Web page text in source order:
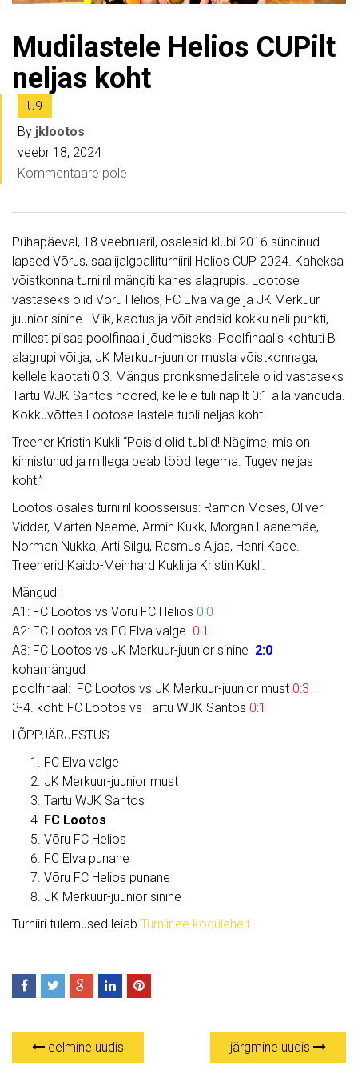
Mudilastele Helios CUPilt
neljas koht
U9
By jklootos
veebr 18, 2024
Kommentaare pole
Pühapäeval, 18.veebruaril, osalesid klubi 2016 sündinud
lapsed Võrus, saalijalgpalliturniiril Helios CUP 2024. Kaheksa
võistkonna turniiril mängiti kahes alagrupis. Lootose
vastaseks olid Võru Helios, FC Elva valge ja JK Merkuur
juunior sinine. Viik, kaotus ja võit andsid kokku neli punkti,
millest piisas poolfinaali jõudmiseks. Poolfinaalis kohtuti B
alagrupi võitja, JK Merkuur-juunior musta võistkonnaga,
kellele kaotati 0:3. Mängus pronksmedalitele olid vastaseks
Tartu WJK Santos noored, kellele tuli napilt 0:1 alla vanduda.
Kokkuvõttes Lootose lastele tubli neljas koht.
Treener Kristin Kukli “Poisid olid tublid! Nägime, mis on
kinnistunud ja millega peab tööd tegema. Tugev neljas
koht!”
Lootos osales turniiril koosseisus: Ramon Moses, Oliver
Vidder, Marten Neeme, Armin Kukk, Morgan Laanemäe,
Norman Nukka, Arti Silgu, Rasmus Aljas, Henri Kade.
Treenerid Kaido-Meinhard Kukli ja Kristin Kukli.
Mängud:
A1: FC Lootos vs Võru FC Helios 0:0
A2: FC Lootos vs FC Elva valge 0:1
A3: FC Lootos vs JK Merkuur-juunior sinine 2:0
kohamängud
poolfinaal: FC Lootos vs JK Merkuur-juunior must 0:3
3-4. koht: FC Lootos vs Tartu WJK Santos 0:1
LÕPPJÄRJESTUS
FC Elva valge
JK Merkuur-juunior must
Tartu WJK Santos
FC Lootos
Võru FC Helios
FC Elva punane
Võru FC Helios punane
JK Merkuur-juunior sinine
Turniiri tulemused leiab Turniir.ee kodulehelt
eelmine uudis järgmine uudis